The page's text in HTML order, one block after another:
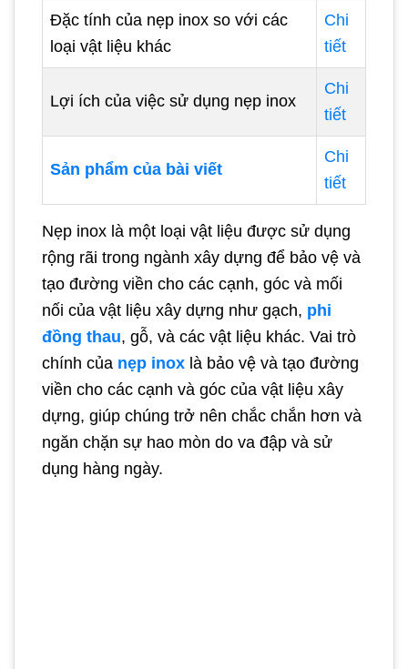
Đặc tính của nẹp inox so với các
loại vật liệu khác
Chi
tiết
Lợi ích của việc sử dụng nẹp inox
Chi
tiết
Sản phẩm của bài viết
Chi
tiết
Nẹp inox là một loại vật liệu được sử dụng
rộng rãi trong ngành xây dựng để bảo vệ và
tạo đường viền cho các cạnh, góc và mối
nối của vật liệu xây dựng như gạch, phi
đồng thau, gỗ, và các vật liệu khác. Vai trò
chính của nẹp inox là bảo vệ và tạo đường
viền cho các cạnh và góc của vật liệu xây
dựng, giúp chúng trở nên chắc chắn hơn và
ngăn chặn sự hao mòn do va đập và sử
dụng hàng ngày.